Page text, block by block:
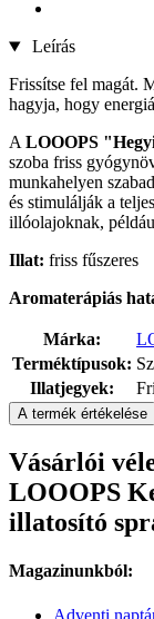
Leírás
Frissítse fel magát.
hagyja, hogy
A LOOOPS
szoba friss
munkahelyen
és stimulálják a
illóolajoknak,
Illat: friss fűszeres
Aromaterápiás
Márka:
Terméktípusok:
Illatjegyek:
A termék értékelése
Vásárlói
LOOOPS
illatosító
Magazinunkból:
Adventi